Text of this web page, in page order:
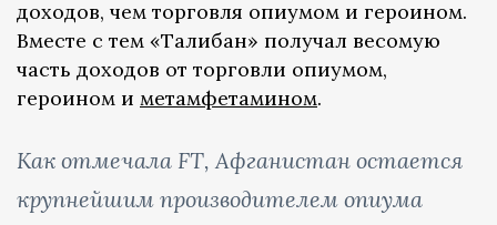
доходов, чем торговля опиумом и героином.
Вместе с тем «Талибан» получал весомую
часть доходов от торговли опиумом,
героином и метамфетамином.
Как отмечала FT, Афганистан остается
крупнейшим производителем опиума